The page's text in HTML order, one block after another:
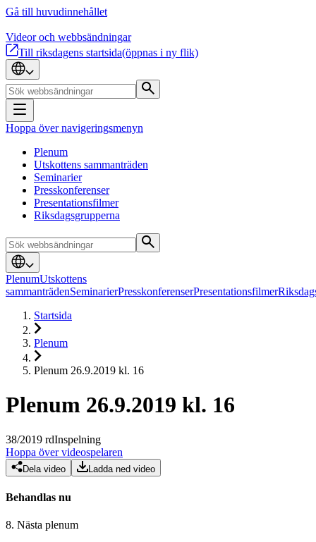
Gå till huvudinnehållet
Videor och webbsändningar
Till riksdagens startsida(öppnas i ny flik)
Hoppa över navigeringsmenyn
Plenum
Utskottens sammanträden
Seminarier
Presskonferenser
Presentationsfilmer
Riksdagsgrupperna
PlenumUtskottens
sammanträdenSeminarierPresskonferenserPresentationsfilmer
Startsida
Plenum
Plenum 26.9.2019 kl. 16
Plenum 26.9.2019 kl. 16
38/2019 rdInspelning
Hoppa över videospelaren
Dela video Ladda ned video
Behandlas nu
8. Nästa plenum